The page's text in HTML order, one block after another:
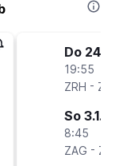
Do
19:55
ZRH -
So 3.1.
8:45
ZAG -